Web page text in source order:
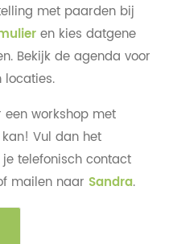
met paarden bij
en kies datgene
Bekijk de agenda voor
workshop met
Vul dan het
telefonisch contact
mailen naar Sandra.